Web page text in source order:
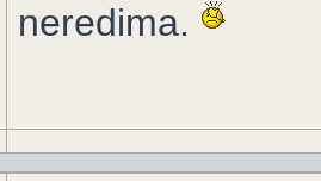
neredima.